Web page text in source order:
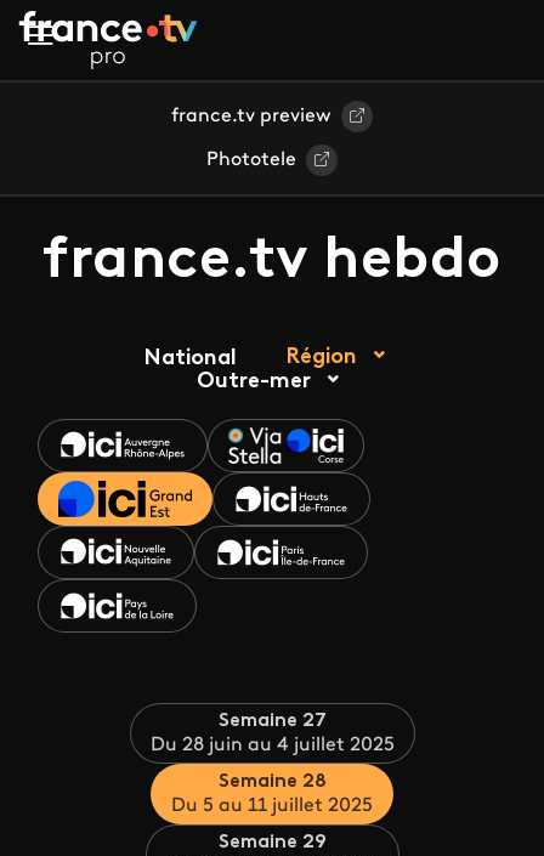
Aller au contenu principal
france.tv preview
Phototele
france.tv hebdo
National
Région
Outre-mer
Semaine 27
Du 28 juin au 4 juillet 2025
Semaine 28
Du 5 au 11 juillet 2025
Semaine 29